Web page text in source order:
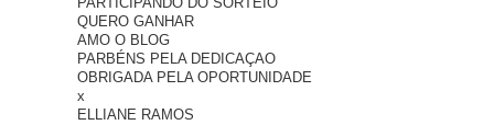
PARTICIPANDO DO SORTEIO
QUERO GANHAR
AMO O BLOG
PARBÉNS PELA DEDICAÇAO
OBRIGADA PELA OPORTUNIDADE
x
ELLIANE RAMOS